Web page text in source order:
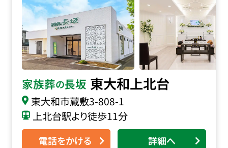
家族葬の長坂 東大和上北台
東大和市蔵敷3-808-1
上北台駅より徒歩11分
電話をかける 詳細へ